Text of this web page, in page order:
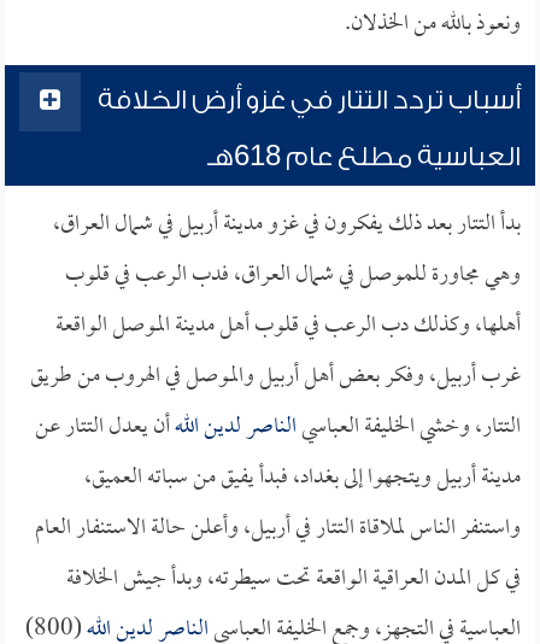
ونعوذ بالله من الخذلان.
أسباب تردد التتار في غزو أرض الخلافة
العباسية مطلع عام 618هـ
بدأ التتار بعد ذلك يفكرون في غزو مدينة أربيل في شمال العراق،
وهي مجاورة للموصل في شمال العراق، فدب الرعب في قلوب
أهلها، وكذلك دب الرعب في قلوب أهل مدينة الموصل الواقعة
غرب أربيل، وفكر بعض أهل أربيل والموصل في الهروب من طريق
التتار، وخشي الخليفة العباسيالناصر لدين اللهأن يعدل التتار عن
مدينة أربيل ويتجهوا إلى بغداد، فبدأ يفيق من سباته العميق،
واستنفر الناس لملاقاة التتار في أربيل، وأعلن حالة الاستنفار العام
في كل المدن العراقية الواقعة تحت سيطرته، وبدأ جيش الخلافة
العباسية في التجهز، وجمع الخليفة العباسيالناصر لدين الله
(800)